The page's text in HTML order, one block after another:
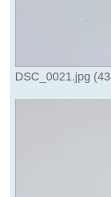
DSC_0021.jpg